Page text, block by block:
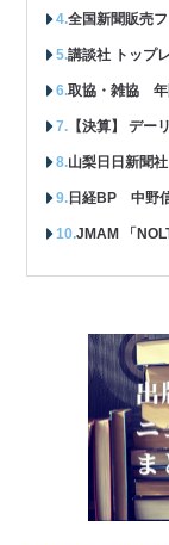
全国新聞販売
講談社 トップ
取協・雑協 年
【決算】 デー
山梨日日新聞
日経BP 中野
JMAM 「